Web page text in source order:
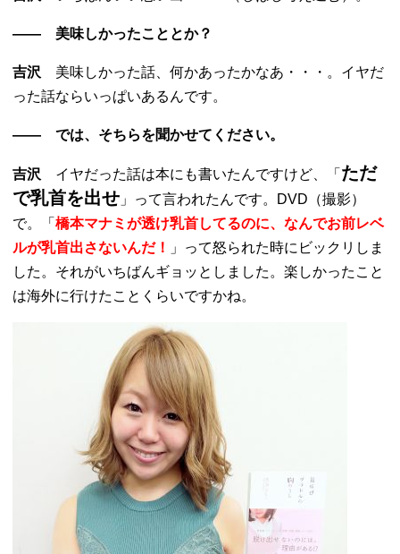
―― 美味しかったこととか？
吉沢 美味しかった話、何かあったかなあ・・・。イヤだ
った話ならいっぱいあるんです。
―― では、そちらを聞かせてください。
吉沢 イヤだった話は本にも書いたんですけど、「 ただ
で乳首を出せ 」って言われたんです。DVD（撮影）
で。「橋本マナミが透け乳首してるのに、なんでお前レベ
ルが乳首出さないんだ！
」って怒られた時にビックリしま
した。それがいちばんギョッとしました。楽しかったこと
は海外に行けたことくらいですかね。